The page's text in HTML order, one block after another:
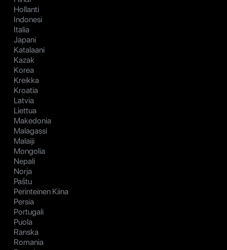
Hollanti
Indonesi
Italia
Japani
Katalaani
Kazak
Korea
Kreikka
Kroatia
Latvia
Liettua
Makedonia
Malagassi
Malaiji
Mongolia
Nepali
Norja
Paštu
Perinteinen Kiina
Persia
Portugali
Puola
Ranska
Romania